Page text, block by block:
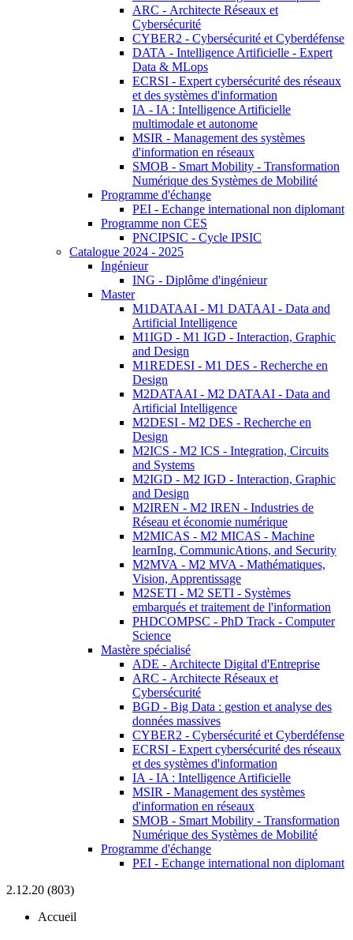
ARC - Architecte Réseaux et
Cybersécurité
CYBER2 - Cybersécurité et Cyberdéfense
DATA - Intelligence Artificielle - Expert
Data & MLops
ECRSI - Expert cybersécurité des réseaux
et des systèmes d'information
IA - IA : Intelligence Artificielle
multimodale et autonome
MSIR - Management des systèmes
d'information en réseaux
SMOB - Smart Mobility - Transformation
Numérique des Systèmes de Mobilité
Programme d'échange
PEI - Echange international non diplomant
Programme non CES
PNCIPSIC - Cycle IPSIC
Catalogue 2024 - 2025
Ingénieur
ING - Diplôme d'ingénieur
Master
M1DATAAI - M1 DATAAI - Data and
Artificial Intelligence
M1IGD - M1 IGD - Interaction, Graphic
and Design
M1REDESI - M1 DES - Recherche en
Design
M2DATAAI - M2 DATAAI - Data and
Artificial Intelligence
M2DESI - M2 DES - Recherche en
Design
M2ICS - M2 ICS - Integration, Circuits
and Systems
M2IGD - M2 IGD - Interaction, Graphic
and Design
M2IREN - M2 IREN - Industries de
Réseau et économie numérique
M2MICAS - M2 MICAS - Machine
learnIng, CommunicAtions, and Security
M2MVA - M2 MVA - Mathématiques,
Vision, Apprentissage
M2SETI - M2 SETI - Systèmes
embarqués et traitement de l'information
PHDCOMPSC - PhD Track - Computer
Science
Mastère spécialisé
ADE - Architecte Digital d'Entreprise
ARC - Architecte Réseaux et
Cybersécurité
BGD - Big Data : gestion et analyse des
données massives
CYBER2 - Cybersécurité et Cyberdéfense
ECRSI - Expert cybersécurité des réseaux
et des systèmes d'information
IA - IA : Intelligence Artificielle
MSIR - Management des systèmes
d'information en réseaux
SMOB - Smart Mobility - Transformation
Numérique des Systèmes de Mobilité
Programme d'échange
PEI - Echange international non diplomant
2.12.20 (803)
Accueil